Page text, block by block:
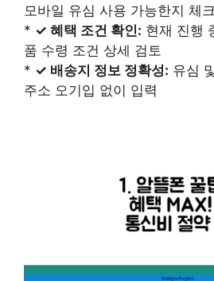
모바일 유심 사용 가능한지 체크
* ✓ 혜택 조건 확인: 현재 진행
품 수령 조건 상세 검토
* ✓ 배송지 정보 정확성: 유심
주소 오기입 없이 입력